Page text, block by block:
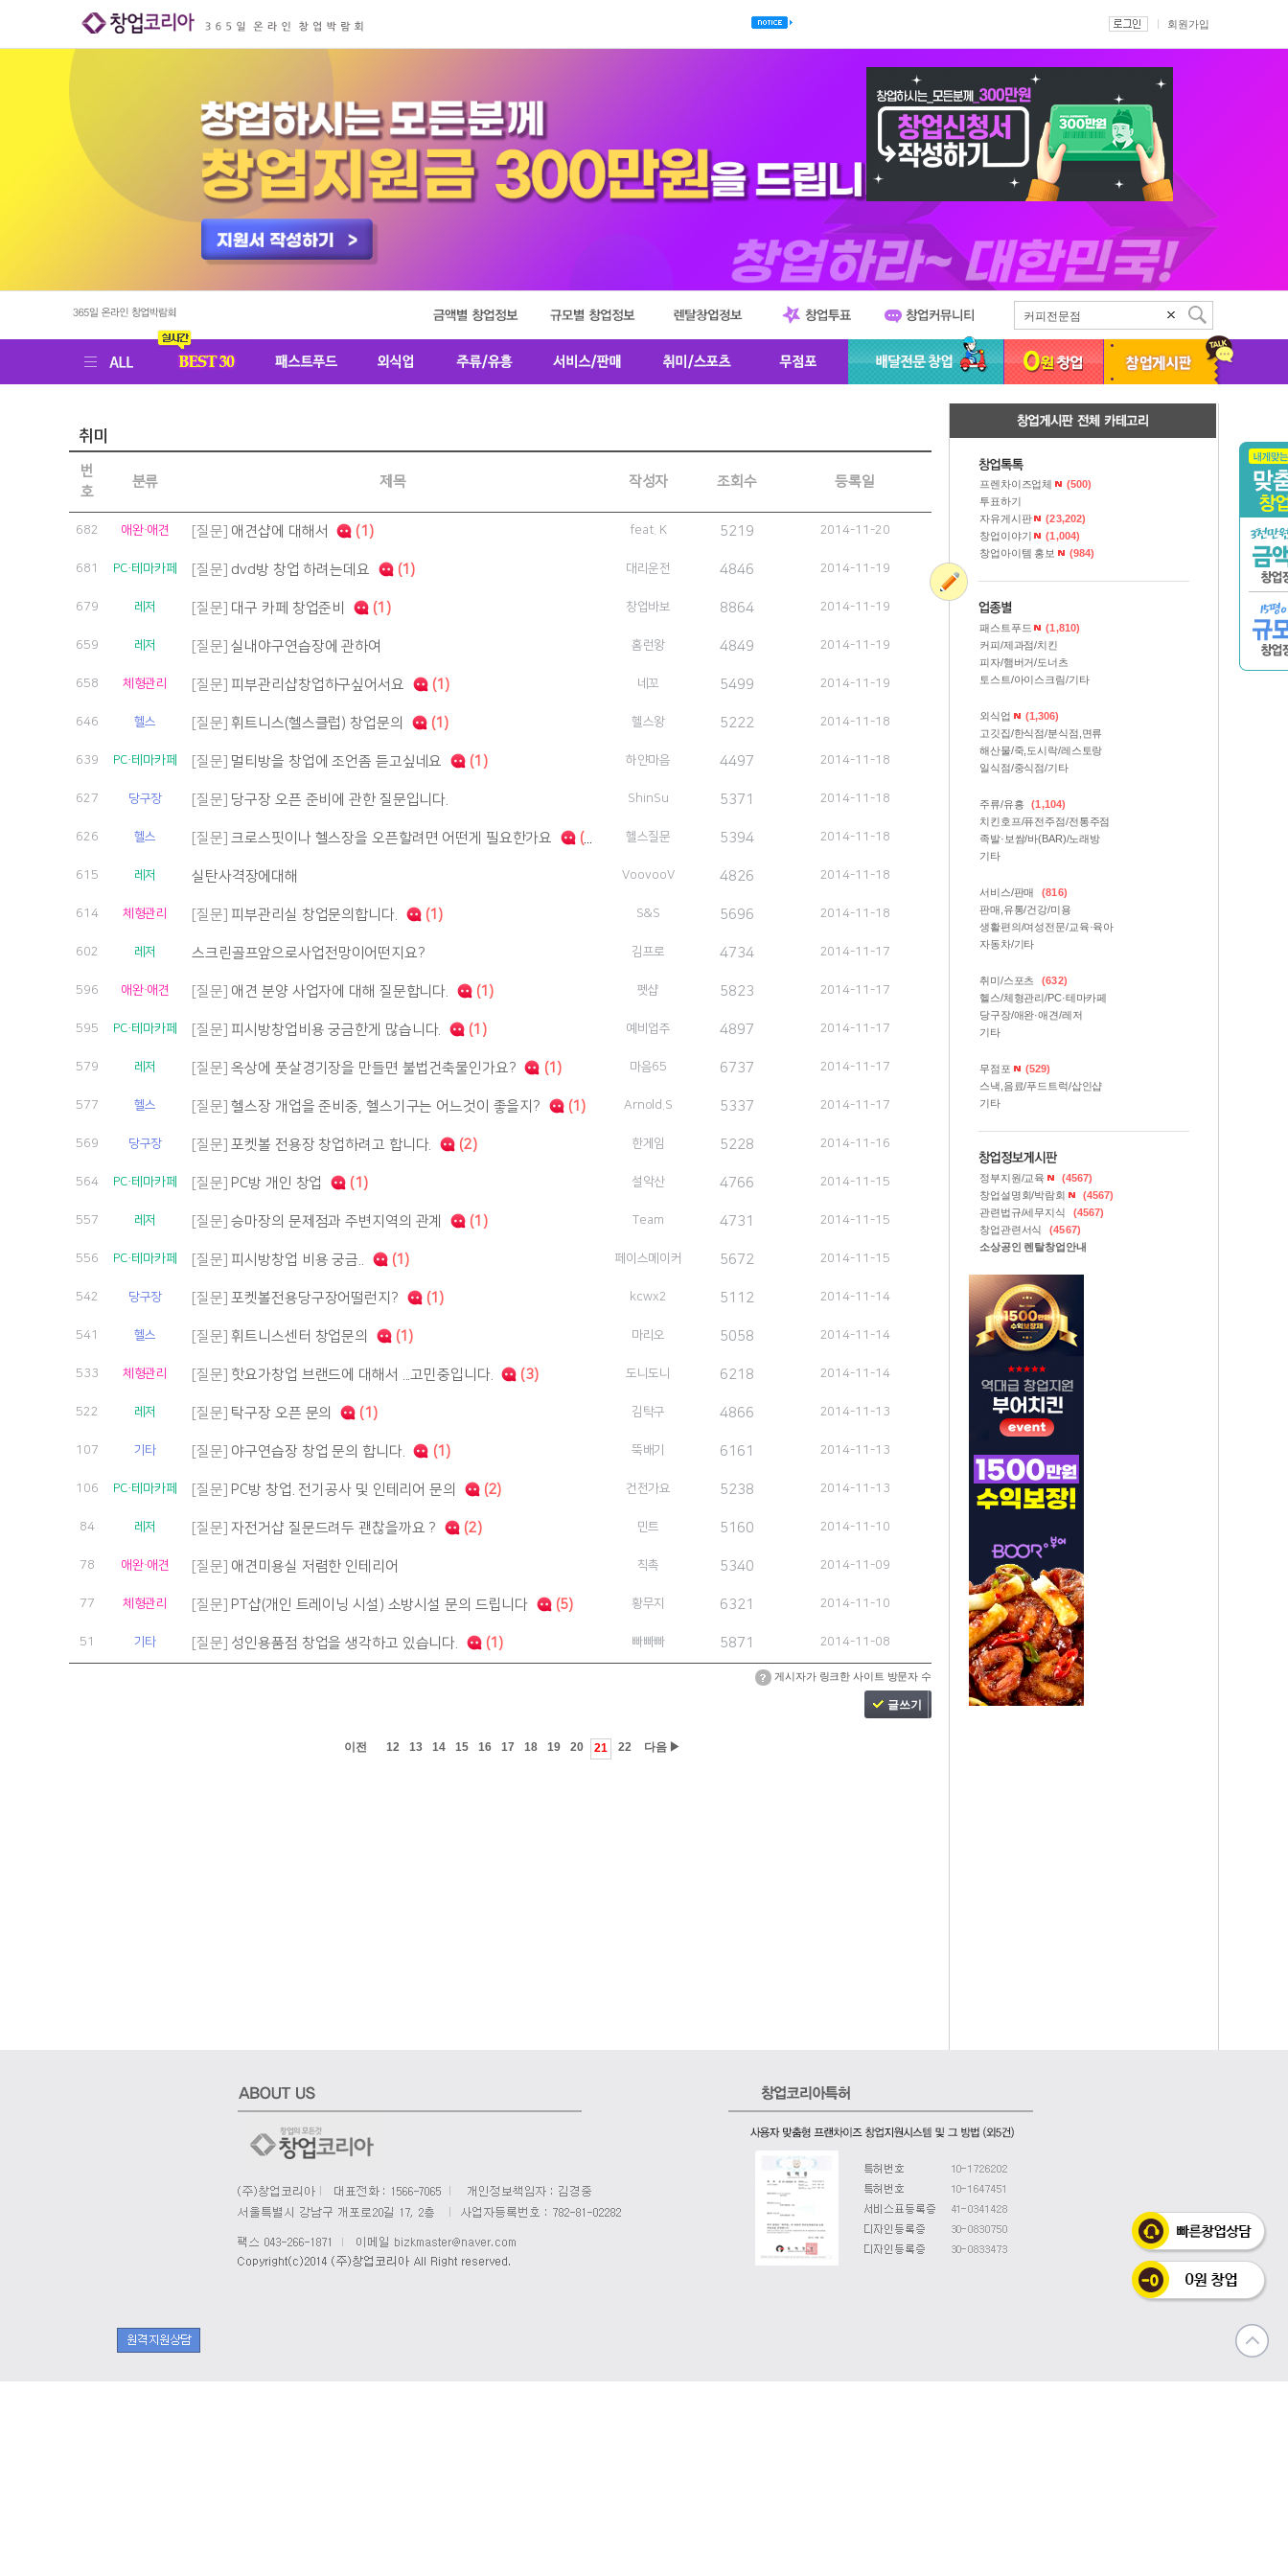
회원가입
커피전문점
족발
치킨
스무디킹
서브웨이
취미
번
호
분류 제목 작성자 조회수 등록일
682 애완·애견 [질문] 애견샵에 대해서 (1) feat. K 5219 2014-11-20
681 PC·테마카페 [질문] dvd방 창업 하려는데요 (1) 대리운전 4846 2014-11-19
679 레저 [질문] 대구 카페 창업준비 (1) 창업바보 8864 2014-11-19
659 레저 [질문] 실내야구연습장에 관하여 홈런왕 4849 2014-11-19
658 체형관리 [질문] 피부관리샵창업하구싶어서요 (1) 네꼬 5499 2014-11-19
646 헬스 [질문] 휘트니스(헬스클럽) 창업문의 (1) 헬스왕 5222 2014-11-18
639 PC·테마카페 [질문] 멀티방을 창업에 조언좀 듣고싶네요 (1) 하얀마음 4497 2014-11-18
627 당구장 [질문] 당구장 오픈 준비에 관한 질문입니다. ShinSu 5371 2014-11-18
626 헬스 [질문] 크로스핏이나 헬스장을 오픈할려면 어떤게 필요한가요 (2) 헬스질문 5394 2014-11-18
615 레저 실탄사격장에대해 VoovooV 4826 2014-11-18
614 체형관리 [질문] 피부관리실 창업문의합니다. (1) S&S 5696 2014-11-18
602 레저 스크린골프앞으로사업전망이어떤지요? 김프로 4734 2014-11-17
596 애완·애견 [질문] 애견 분양 사업자에 대해 질문합니다. (1) 펫샵 5823 2014-11-17
595 PC·테마카페 [질문] 피시방창업비용 궁금한게 많습니다. (1) 예비업주 4897 2014-11-17
579 레저 [질문] 옥상에 풋살경기장을 만들면 불법건축물인가요? (1) 마음65 6737 2014-11-17
577 헬스 [질문] 헬스장 개업을 준비중, 헬스기구는 어느것이 좋을지? (1) Arnold.S 5337 2014-11-17
569 당구장 [질문] 포켓볼 전용장 창업하려고 합니다. (2) 한게임 5228 2014-11-16
564 PC·테마카페 [질문] PC방 개인 창업 (1) 설악산 4766 2014-11-15
557 레저 [질문] 승마장의 문제점과 주변지역의 관계 (1) Team 4731 2014-11-15
556 PC·테마카페 [질문] 피시방창업 비용 궁금.. (1) 페이스메이커 5672 2014-11-15
542 당구장 [질문] 포켓볼전용당구장어떨런지? (1) kcwx2 5112 2014-11-14
541 헬스 [질문] 휘트니스센터 창업문의 (1) 마리오 5058 2014-11-14
533 체형관리 [질문] 핫요가창업 브랜드에 대해서 ...고민중입니다. (3) 도니도니 6218 2014-11-14
522 레저 [질문] 탁구장 오픈 문의 (1) 김탁구 4866 2014-11-13
107 기타 [질문] 야구연습장 창업 문의 합니다. (1) 뚝배기 6161 2014-11-13
106 PC·테마카페 [질문] PC방 창업. 전기공사 및 인테리어 문의 (2) 건전가요 5238 2014-11-13
84 레저 [질문] 자전거샵 질문드려두 괜찮을까요 ? (2) 민트 5160 2014-11-10
78 애완·애견 [질문] 애견미용실 저렴한 인테리어 칙촉 5340 2014-11-09
77 체형관리 [질문] PT샵(개인 트레이닝 시설) 소방시설 문의 드립니다 (5) 황무지 6321 2014-11-10
51 기타 [질문] 성인용품점 창업을 생각하고 있습니다. (1) 빠빠빠 5871 2014-11-08
게시자가 링크한 사이트 방문자 수
글쓰기
이전 12 13 14 15 16 17 18 19 20 21 22 다음 ▶
프렌차이즈업체
(500)
투표하기
자유게시판
(23,202)
창업이야기
(1,004)
창업아이템 홍보
(984)
패스트푸드
(1,810)
커피/제과점/치킨
피자/햄버거/도너츠
토스트/아이스크림/기타
외식업
(1,306)
고깃집/한식점/분식점,면류
해산물/죽,도시락/레스토랑
일식점/중식점/기타
주류/유흥
(1,104)
치킨호프/퓨전주점/전통주점
족발·보쌈/바(BAR)/노래방
기타
서비스/판매
(816)
판매,유통/건강/미용
생활편의/여성전문/교육·육아
자동차/기타
취미/스포츠
(632)
헬스/체형관리/PC·테마카페
당구장/애완·애견/레저
기타
무점포
(529)
스낵,음료/푸드트럭/삽인샵
기타
정부지원/교육
(4567)
창업설명회/박람회
(4567)
관련법규/세무지식
(4567)
창업관련서식
(4567)
소상공인 렌탈창업안내